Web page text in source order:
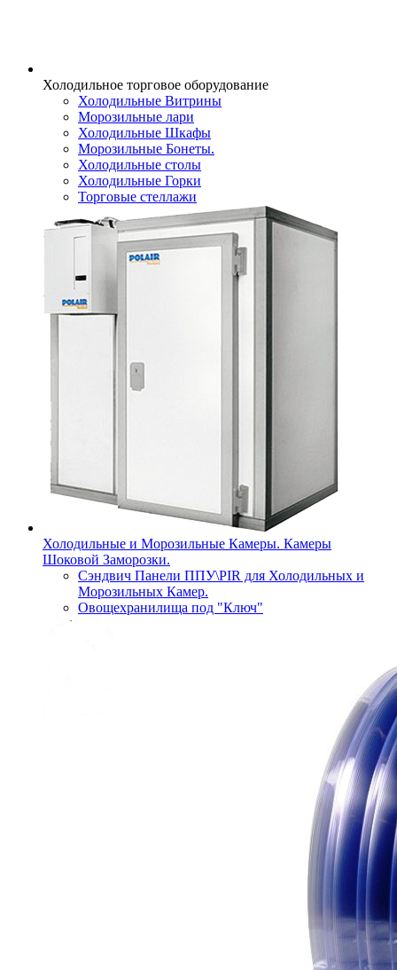
Холодильное торговое оборудование
Холодильные Витрины
Морозильные лари
Холодильные Шкафы
Морозильные Бонеты.
Холодильные столы
Холодильные Горки
Торговые стеллажи
Холодильные и Морозильные Камеры. Камеры
Шоковой Заморозки.
Сэндвич Панели ППУ\PIR для Холодильных и
Морозильных Камер.
Овощехранилища под "Ключ"